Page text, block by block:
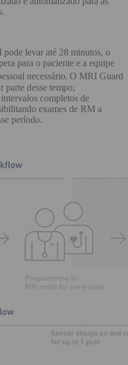
levar até 28 minutos, o
para o paciente e a equipe
necessário. O MRI Guard
parte desse tempo;
completos de
exames de RM a
período.